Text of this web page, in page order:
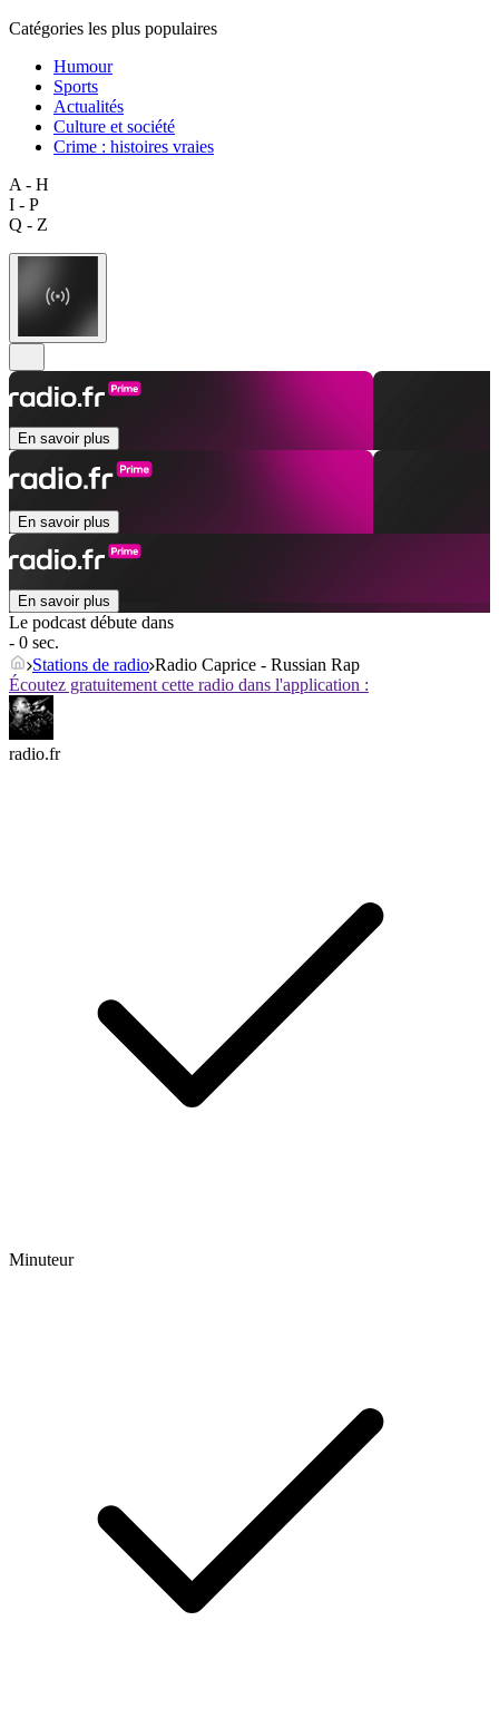
Catégories les plus populaires
Humour
Sports
Actualités
Culture et société
Crime : histoires vraies
A - H
I - P
Q - Z
En savoir plus
En savoir plus
En savoir plus
Le podcast débute dans
- 0 sec.
Stations de radio Radio Caprice - Russian Rap
Écoutez gratuitement cette radio dans l'application :
radio.fr
Minuteur